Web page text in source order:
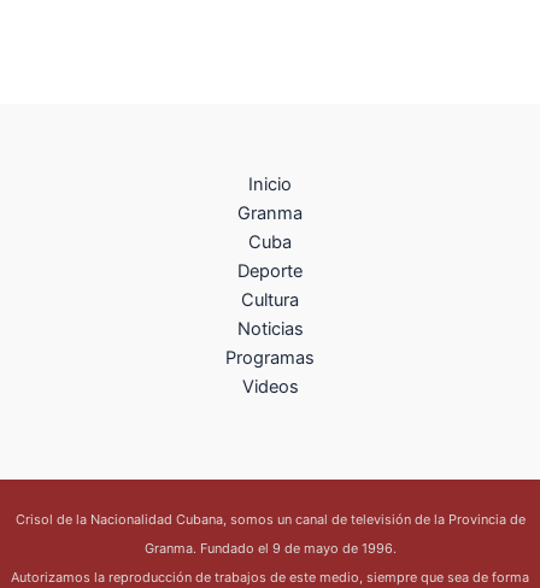
Inicio
Granma
Cuba
Deporte
Cultura
Noticias
Programas
Videos
Crisol de la Nacionalidad Cubana, somos un canal de televisión de la Provincia de
Granma. Fundado el 9 de mayo de 1996.
Autorizamos la reproducción de trabajos de este medio, siempre que sea de forma